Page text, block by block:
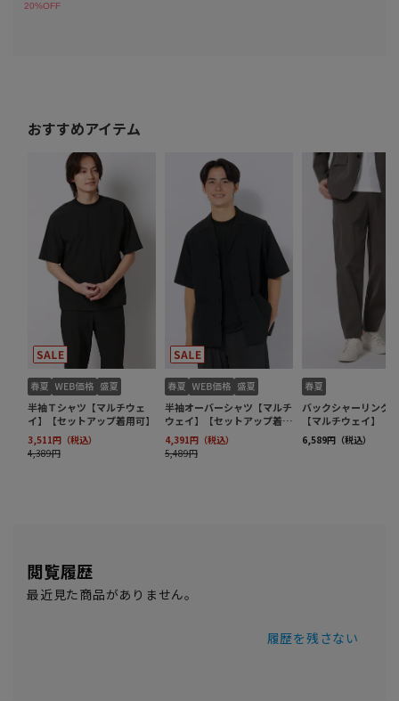
閲覧履歴
最近見た商品がありません。
履歴を残さない